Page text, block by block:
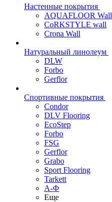
Настенные покрытия
AQUAFLOOR Wall
CoRKSTYLE wall
Crona Wall
Натуральный линолеум
DLW
Forbo
Gerflor
Спортивные покрытия
Condor
DLV Flooring
EcoStep
Forbo
FSG
Gerflor
Grabo
Sport Flooring
Tarkett
А-Ф
Еще